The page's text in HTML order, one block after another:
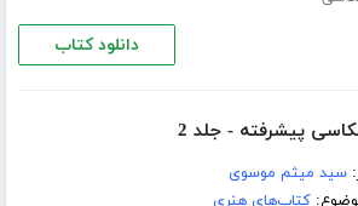
دانلود کتاب
پیشرفته - جلد 2
سید میثم موسوی
کتاب‌های هنری